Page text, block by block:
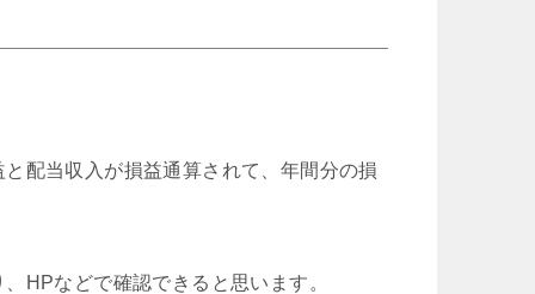
配当収入が損益通算されて、年間分の損
HPなどで確認できると思います。